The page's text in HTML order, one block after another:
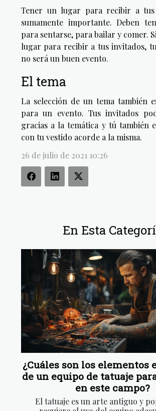
Tener un lugar para recibir a tus
sumamente importante. Deben
para sentarse, para bailar y comer.
lugar para recibir a tus invitados,
no será un buen evento.
El tema
La selección de un tema también
para un evento. Tus invitados
gracias a la temática y tú también
con tu vestido acorde a la misma.
26 de julio de 2021 10:26
En Esta
¿Cuáles son los elementos
de un equipo de tatuaje
en este campo?
El tatuaje es un arte antiguo y